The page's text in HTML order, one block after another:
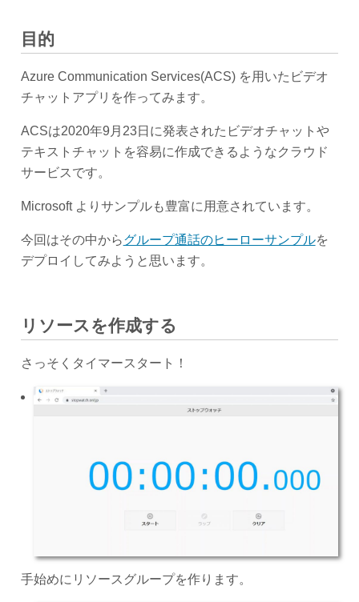
目的
Azure Communication Services(ACS) を用いたビデオ
チャットアプリを作ってみます。
ACSは2020年9月23日に発表されたビデオチャットや
テキストチャットを容易に作成できるようなクラウド
サービスです。
Microsoft よりサンプルも豊富に用意されています。
今回はその中からグループ通話のヒーローサンプルを
デプロイしてみようと思います。
リソースを作成する
さっそくタイマースタート！
手始めにリソースグループを作ります。